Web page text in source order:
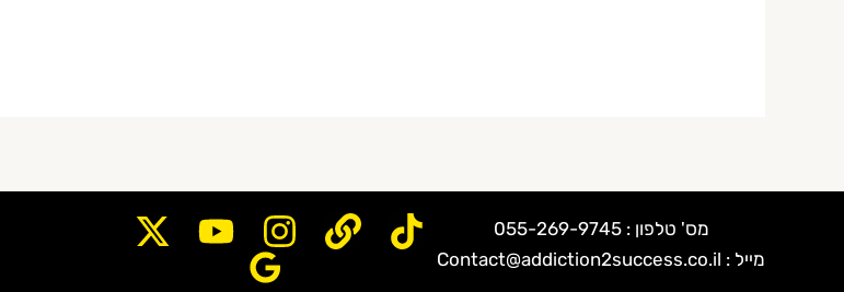
מס' טלפון : 055-269-9745
מייל : Contact@addiction2success.co.il